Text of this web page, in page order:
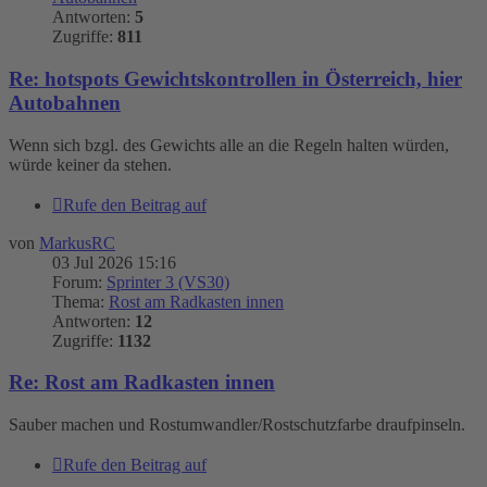
Antworten: 5
Zugriffe: 811
Re: hotspots Gewichtskontrollen in Österreich, hier
Autobahnen
Wenn sich bzgl. des Gewichts alle an die Regeln halten würden,
würde keiner da stehen.
Rufe den Beitrag auf
von MarkusRC
03 Jul 2026 15:16
Forum: Sprinter 3 (VS30)
Thema: Rost am Radkasten innen
Antworten: 12
Zugriffe: 1132
Re: Rost am Radkasten innen
Sauber machen und Rostumwandler/Rostschutzfarbe draufpinseln.
Rufe den Beitrag auf